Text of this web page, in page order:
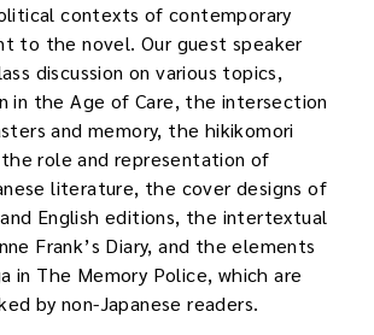
contexts of contemporary
to the novel. Our guest speaker
discussion on various topics,
in the Age of Care, the intersection
and memory, the hikikomori
role and representation of
literature, the cover designs of
English editions, the intertextual
Frank’s Diary, and the elements
in The Memory Police, which are
by non-Japanese readers.